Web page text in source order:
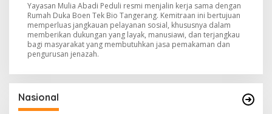
Yayasan Mulia Abadi Peduli resmi menjalin kerja sama dengan
Rumah Duka Boen Tek Bio Tangerang. Kemitraan ini bertujuan
memperluas jangkauan pelayanan sosial, khususnya dalam
memberikan dukungan yang layak, manusiawi, dan terjangkau
bagi masyarakat yang membutuhkan jasa pemakaman dan
pengurusan jenazah.
Nasional